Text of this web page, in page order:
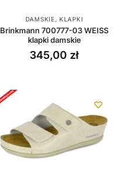
DAMSKIE,KLAPKI
Brinkmann 700777-03 WEISS
klapki damskie
345,00 zł